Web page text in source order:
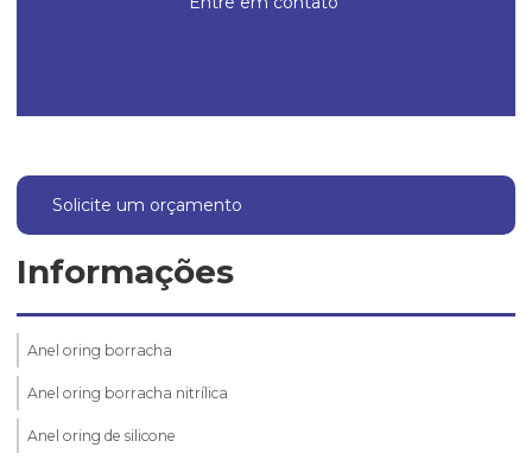
Solicite um orçamento
Informações
Anel oring borracha
Anel oring borracha nitrílica
Anel oring de silicone